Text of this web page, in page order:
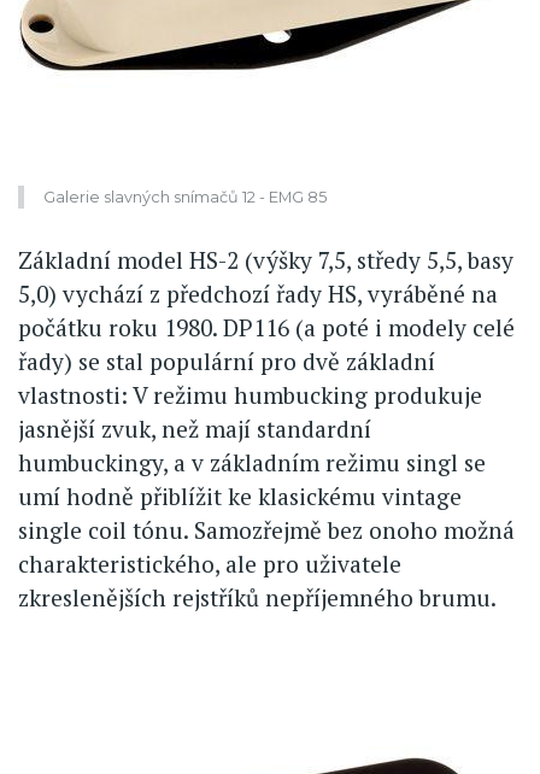
Galerie slavných snímačů 12 - EMG 85
Základní model HS-2 (výšky 7,5, středy 5,5, basy
5,0) vychází z předchozí řady HS, vyráběné na
počátku roku 1980. DP116 (a poté i modely celé
řady) se stal populární pro dvě základní
vlastnosti: V režimu humbucking produkuje
jasnější zvuk, než mají standardní
humbuckingy, a v základním režimu singl se
umí hodně přiblížit ke klasickému vintage
single coil tónu. Samozřejmě bez onoho možná
charakteristického, ale pro uživatele
zkreslenějších rejstříků nepříjemného brumu.